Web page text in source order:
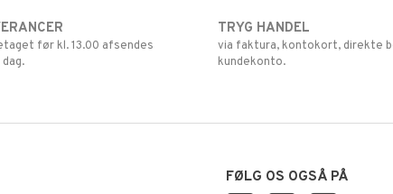
før kl. 13.00 afsendes
TRYG HANDEL
via faktura, kontokort, direkte
kundekonto.
FØLG OS OGSÅ PÅ